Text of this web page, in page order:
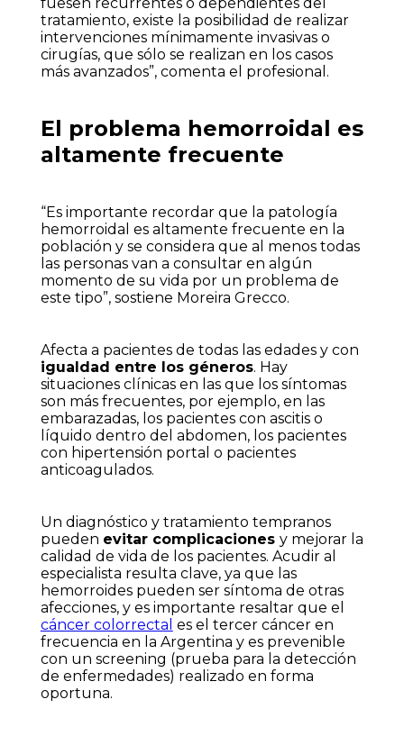
tratamiento, existe la posibilidad de realizar
intervenciones mínimamente invasivas o
cirugías, que sólo se realizan en los casos
más avanzados”, comenta el profesional.
El problema hemorroidal es
altamente frecuente
“Es importante recordar que la patología
hemorroidal es altamente frecuente en la
población y se considera que al menos todas
las personas van a consultar en algún
momento de su vida por un problema de
este tipo”, sostiene Moreira Grecco.
Afecta a pacientes de todas las edades y con
igualdad entre los géneros. Hay
situaciones clínicas en las que los síntomas
son más frecuentes, por ejemplo, en las
embarazadas, los pacientes con ascitis o
líquido dentro del abdomen, los pacientes
con hipertensión portal o pacientes
anticoagulados.
Un diagnóstico y tratamiento tempranos
pueden evitar complicaciones y mejorar la
calidad de vida de los pacientes. Acudir al
especialista resulta clave, ya que las
hemorroides pueden ser síntoma de otras
afecciones, y es importante resaltar que el
cáncer colorrectal es el tercer cáncer en
frecuencia en la Argentina y es prevenible
con un screening (prueba para la detección
de enfermedades) realizado en forma
oportuna.